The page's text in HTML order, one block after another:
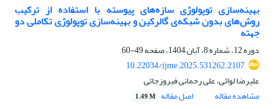
بهینه‌سازی توپولوژی سازه‌های پیوسته با استفاده از ترکیب
روش‌های بدون شبکه‌ی گالرکین و بهینه‌سازی توپولوژی تکاملی دو
جهته
دوره 12، شماره 8، آبان 1404، صفحه
49-60
10.22034/ijme.2025.531262.2107
علیرضا لوائی، علی رحمانی فیروزجائی
مشاهده مقاله
اصل مقاله 1.49 M